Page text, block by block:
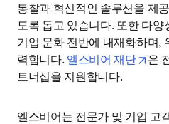
통찰과 혁신적인 솔루션을 제
도록 돕고 있습니다. 또한 다
기업 문화 전반에 내재화하며,
력합니다. 엘스비어 재단
은
트너십을 지원합니다.
엘스비어는 전문가 및 기업 고